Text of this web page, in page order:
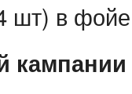
шт) в
кампании